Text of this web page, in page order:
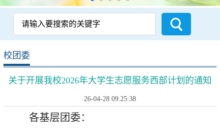
校团委
关于开展我校2026年大学生志愿服务西部计划的通知
26-04-28 09:25:38
各基层团委：